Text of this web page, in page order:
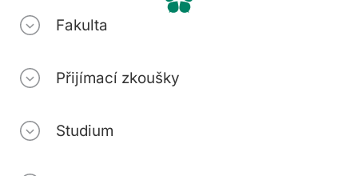
Fakulta
Přijímací zkoušky
Studium